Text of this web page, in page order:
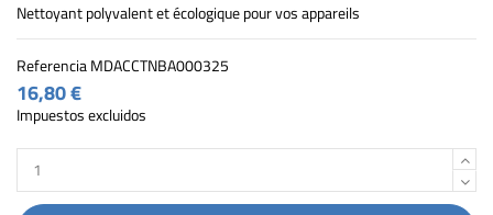
Nettoyant polyvalent et écologique pour vos appareils
ReferenciaMDACCTNBA000325
16,80 €
Impuestos excluidos